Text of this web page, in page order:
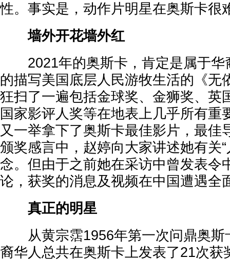
性。事实是，动作片明星在奥斯卡很
墙外开花墙外红
2021年的奥斯卡，肯定是属于华
的描写美国底层人民游牧生活的《无
狂扫了一遍包括金球奖、金狮奖、英
国家影评人奖等在地表上几乎所有重
又一举拿下了奥斯卡最佳影片，最佳
颁奖感言中，赵婷向大家讲述她有关
念。但由于之前她在采访中曾发表令
论，获奖的消息及视频在中国遭遇全
真正的明星
从黄宗霑1956年第一次问鼎奥斯
裔华人总共在奥斯卡上发表了21次获